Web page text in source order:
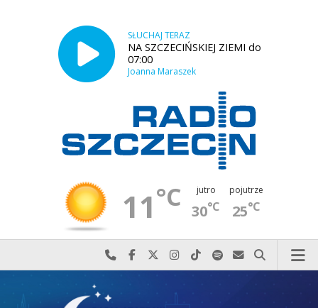
SŁUCHAJ TERAZ
NA SZCZECIŃSKIEJ ZIEMI do
07:00
Joanna Maraszek
11°C jutro
30°C
pojutrze
25°C
Najlepiej po prostu do nas zadzwoń
Odwiedź nas na Facebook-u
Odwiedź nas na X
Odwiedź nas na Instagram-ie
Odwiedź nas na TikTok-u
Szukaj nas na Spotify
Wyślij do nas
Szukaj